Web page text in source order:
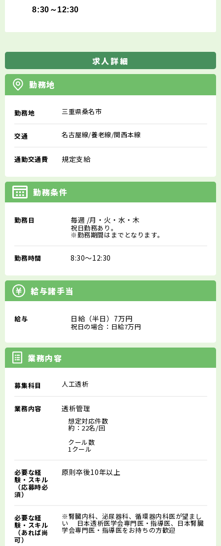
8:30～12:30
求人詳細
勤務地
勤務地 三重県桑名市
交通 名古屋線/養老線/関西本線
通勤交通費 規定支給
勤務条件
勤務日 毎週 /月・火・水・木
祝日勤務あり。
※勤務期間はまでとなります。
勤務時間 8:30～12:30
給与諸手当
給与 日給（半日）7万円
祝日の場合：日給7万円
業務内容
募集科目 人工透析
業務内容 透析管理
想定対応件数
約：22名/回
クール数
1クール
必要な経
験・スキル
（応募時必
須）
原則卒後10年以上
必要な経
験・スキル
（あれば尚
可）
※腎臓内科、泌尿器科、循環器内科医が望まし
い 日本透析医学会専門医・指導医、日本腎臓
学会専門医・指導医をお持ちの方歓迎